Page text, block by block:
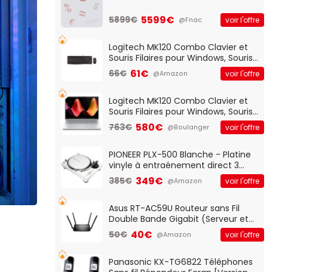
5899€ 5599€ @Fnac voir l'offre
Logitech MK120 Combo Clavier et
Souris Filaires pour Windows, Souris
Optique Filaire, Connexion USB Plug
And Play, Confortable, Taille
QWERTY UK - Noir
66€ 61€ @Amazon voir l'offre
Logitech MK120 Combo Clavier et
Souris Filaires pour Windows, Souris
Optique Filaire, Connexion USB Plug
And Play, Confortable, Taille
QWERTY UK - Noir
763€ 580€ @Boulanger voir l'offre
PIONEER PLX-500 Blanche - Platine
vinyle à entraénement direct 3
vitesses (33-45-78 trs/min) avec
pre-ampli intégré et port USB
385€ 349€ @Amazon voir l'offre
Asus RT-AC59U Routeur sans Fil
Double Bande Gigabit (Serveur et
Client VPN, Triple Vlan, Mode Point
d'accès et Bridge, contrôle
50€ 40€ @Amazon voir l'offre
Panasonic KX-TG6822 Téléphones